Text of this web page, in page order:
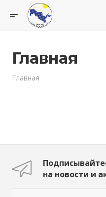
Главная
Главная
на новости и